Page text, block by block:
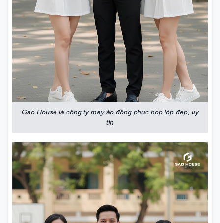
Gạo House là công ty may áo đồng phục họp lớp đẹp, uy
tín